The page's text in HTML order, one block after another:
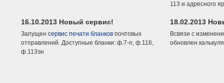
113 и адресного
16.10.2013 Новый сервис!
Запущен сервис печати бланков почтовых
отправлений. Доступные бланки: ф.7-п, ф.116,
ф.113эн
18.02.2013
Всвязи с
обновлен